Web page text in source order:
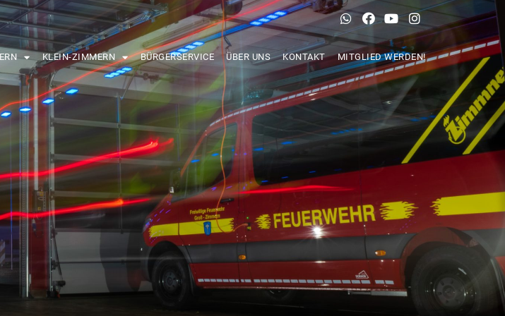
KLEIN-ZIMMERN BÜRGERSERVICE ÜBER UNS KONTAKT MITGLIED WERDEN!